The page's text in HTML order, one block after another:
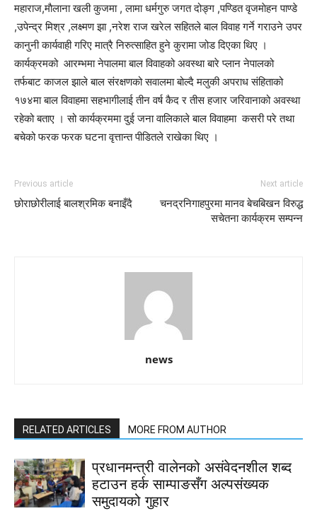
महाराज,माैलाना खली कुजमा , लामा धर्मगुरु जगत दोङ्ग ,पण्डित वृजमाेहन पाण्डे
,उपेन्द्र मिश्र ,लक्ष्मण झा ,नरेश राज खरेल सहितले बाल विवाह गर्ने गराउने उपर
कानुनी कार्यवाही गरिए मात्रै निरुत्साहित हुने कुरामा जोड दिएका थिए ।
कार्यक्रमको आरम्भमा नेपालमा बाल विवाहको अवस्था बारे प्लान नेपालको
तर्फबाट काजल झाले बाल संरक्षणको सवालमा बोल्दै मलुकी अपराध संहिताको
१७४मा बाल विवाहमा सहभागीलाई तीन वर्ष कैद र तीस हजार जरिवानाको अवस्था
रहेको बताए । सो कार्यक्रममा दुई जना वालिकाले बाल विवाहमा कसरी परे तथा
बचेको फरक फरक घटना वृत्तान्त पीडितले राखेका थिए ।
Previous article
छोराछोरीलाई बालश्रमिक बनाइँदै
Next article
चनद्रनिगाहपुरमा मानव बेचबिखन विरुद्ध
सचेतना कार्यक्रम सम्पन्न
news
RELATED ARTICLES MORE FROM AUTHOR
प्रधानमन्त्री वालेनको असंवेदनशील शब्द
हटाउन हर्क साम्पाङसँग अल्पसंख्यक
समुदायको गुहार